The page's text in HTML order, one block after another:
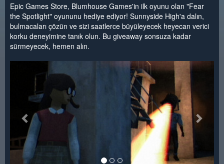
Epic Games Store, Blumhouse Games'in ilk oyunu olan "Fear
the Spotlight" oyununu hediye ediyor! Sunnyside High'a dalın,
bulmacaları çözün ve sizi saatlerce büyüleyecek heyecan verici
korku deneyimine tanık olun. Bu giveaway sonsuza kadar
sürmeyecek, hemen alın.
>